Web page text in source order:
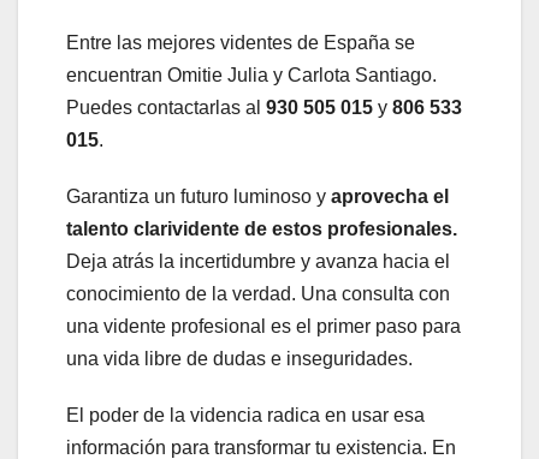
Entre las mejores videntes de España se
encuentran Omitie Julia y Carlota Santiago.
Puedes contactarlas al 930 505 015 y 806 533
015.
Garantiza un futuro luminoso y aprovecha el
talento clarividente de estos profesionales.
Deja atrás la incertidumbre y avanza hacia el
conocimiento de la verdad. Una consulta con
una vidente profesional es el primer paso para
una vida libre de dudas e inseguridades.
El poder de la videncia radica en usar esa
información para transformar tu existencia. En